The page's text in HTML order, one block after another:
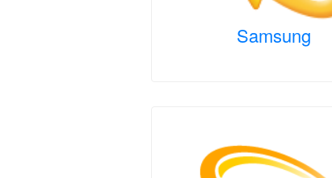
Samsung